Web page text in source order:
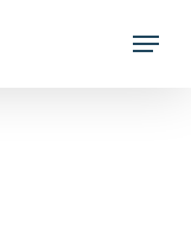
Menu